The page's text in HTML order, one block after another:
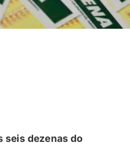
seis dezenas do